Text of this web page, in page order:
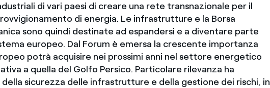
di vari paesi di creare una rete transnazionale per il
di energia. Le infrastrutture e la Borsa
sono quindi destinate ad espandersi e a diventare parte
europeo. Dal Forum è emersa la crescente importanza
potrà acquisire nei prossimi anni nel settore energetico
a quella del Golfo Persico. Particolare rilevanza ha
sicurezza delle infrastrutture e della gestione dei rischi, in